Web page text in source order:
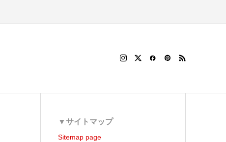
▼サイトマップ
Sitemap page